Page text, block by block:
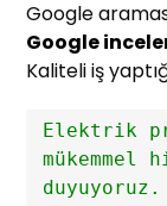
Google
Google
Kaliteli iş
Elektrik
mükemmel